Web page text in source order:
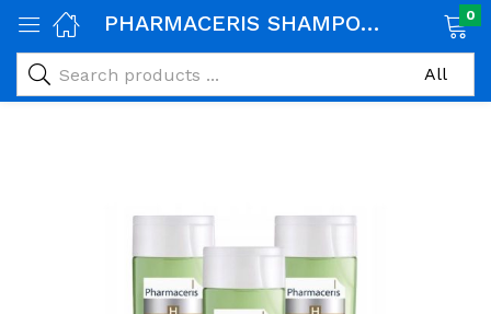
alimentaires)
PHARMACERIS SHAMPOOING NORMALISANT CHEVEUX GRAS H-SEBOPURINE 250 ML 0